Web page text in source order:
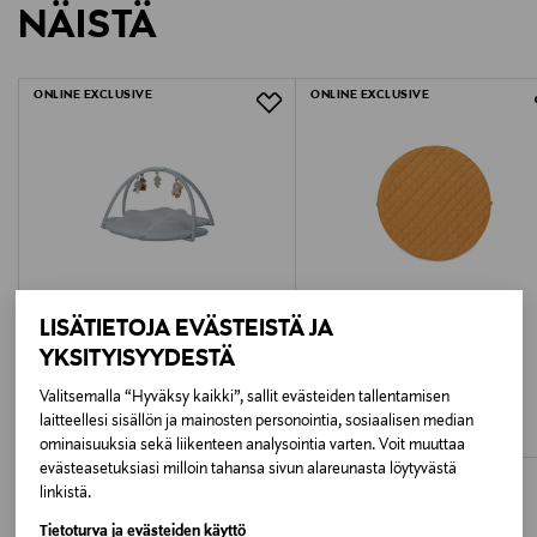
LISÄTIETOJA EVÄSTEISTÄ JA
YKSITYISYYDESTÄ
Valitsemalla “Hyväksy kaikki”, sallit evästeiden tallentamisen
laitteellesi sisällön ja mainosten personointia, sosiaalisen median
ominaisuuksia sekä liikenteen analysointia varten. Voit muuttaa
evästeasetuksiasi milloin tahansa sivun alareunasta löytyvästä
linkistä.
Tietoturva ja evästeiden käyttö
Tuotteessa on lisäksi irrotettavat ja säädettävät
kantohihnat.
Huom! Kuvan muut tuotteet, kuten lelut eivät kuulu
Koko, halkaisija: 120 cm
Materiaali: 100% puuvilla
1545352
LUE TARKEMMAT PALAUTUSOHJEET
NÄISTÄ
ONLINE EXCLUSIVE
TIAMO
Little Dutch leikkimatto kaarilla
Original Price
99,00 €
ONLINE EXCLUSIVE
PLAY & GO
Play & Go organic soft lelusäkki
Original Price
74,90 €